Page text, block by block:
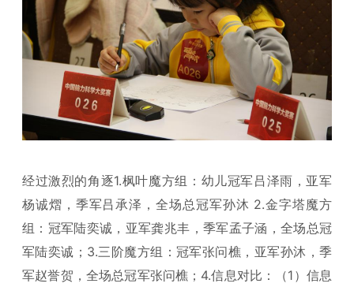
经过激烈的角逐1.枫叶魔方组：幼儿冠军吕泽雨，亚军
杨诚熠，季军吕承泽，全场总冠军孙沐 2.金字塔魔方
组：冠军陆奕诚，亚军龚兆丰，季军孟子涵，全场总冠
军陆奕诚；3.三阶魔方组：冠军张问樵，亚军孙沐，季
军赵誉贺，全场总冠军张问樵；4.信息对比：（1）信息